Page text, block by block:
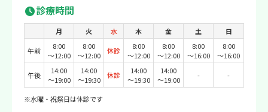
診療時間
月 火 水 木 金 土 日
午前
8:00
〜12:00
8:00
〜12:00
休診
8:00
〜12:00
8:00
〜12:00
8:00
〜16:00
8:00
〜16:00
午後
14:00
〜19:00
14:00
〜19:30
休診
14:00
〜19:30
14:00
〜19:00
- -
※水曜・祝祭日は休診です